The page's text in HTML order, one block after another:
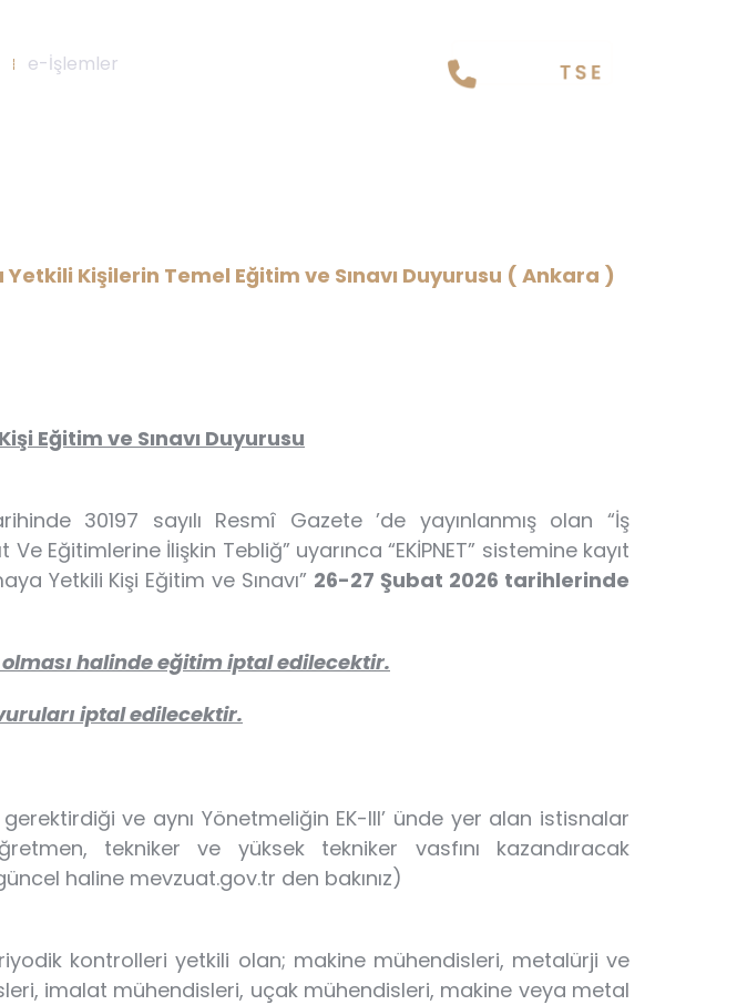
e-İşlemler
Kişilerin Temel Eğitim ve Sınavı Duyurusu ( Ankara )
Eğitim ve Sınavı Duyurusu
30197 sayılı Resmî Gazete ’de yayınlanmış olan “İş
Eğitimlerine İlişkin Tebliğ” uyarınca “EKİPNET” sistemine kayıt
Yetkili Kişi Eğitim ve Sınavı” 26-27 Şubat 2026 tarihlerinde
halinde eğitim iptal edilecektir.
iptal edilecektir.
ve aynı Yönetmeliğin EK-III’ ünde yer alan istisnalar
tekniker ve yüksek tekniker vasfını kazandıracak
haline mevzuat.gov.tr den bakınız)
kontrolleri yetkili olan; makine mühendisleri, metalürji ve
imalat mühendisleri, uçak mühendisleri, makine veya metal